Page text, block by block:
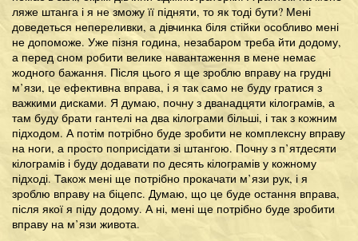
ляже штанга і я не зможу її підняти, то як тоді бути? Мені
доведеться непереливки, а дівчинка біля стійки особливо мені
не допоможе. Уже пізня година, незабаром треба йти додому,
а перед сном робити велике навантаження в мене немає
жодного бажання. Після цього я ще зроблю вправу на грудні
м’язи, це ефективна вправа, і я так само не буду гратися з
важкими дисками. Я думаю, почну з дванадцяти кілограмів, а
там буду брати гантелі на два кілограми більші, і так з кожним
підходом. А потім потрібно буде зробити не комплексну вправу
на ноги, а просто поприсідати зі штангою. Почну з п’ятдесяти
кілограмів і буду додавати по десять кілограмів у кожному
підході. Також мені ще потрібно прокачати м’язи рук, і я
зроблю вправу на біцепс. Думаю, що це буде остання вправа,
після якої я піду додому. А ні, мені ще потрібно буде зробити
вправу на м’язи живота.